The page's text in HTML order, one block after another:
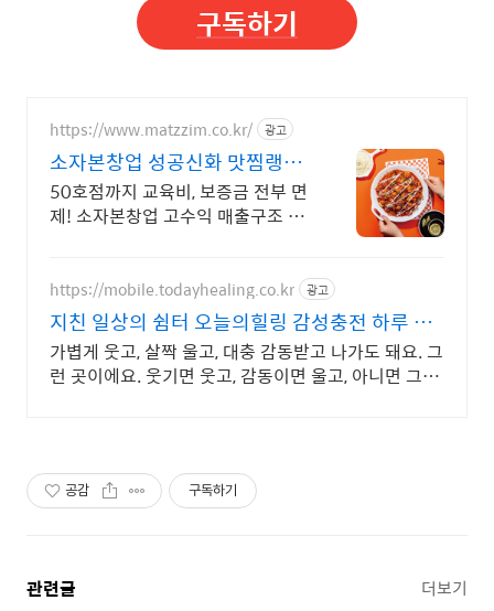
구독하기
https://www.matzzim.co.kr/ 광고
소자본창업 성공신화 맛찜랭킹
매출걱정NO고수익 소자본창업
50호점까지 교육비, 보증금 전부 면
제! 소자본창업 고수익 매출구조 광
https://mobile.todayhealing.co.kr 광고
지친 일상의 쉼터 오늘의힐링 감성충전 하루 5분
힐링타임
가볍게 웃고, 살짝 울고, 대충 감동받고 나가도 돼요. 그
런 곳이에요. 웃기면 웃고, 감동이면 울고, 아니면 그냥
공감 구독하기
관련글 더보기